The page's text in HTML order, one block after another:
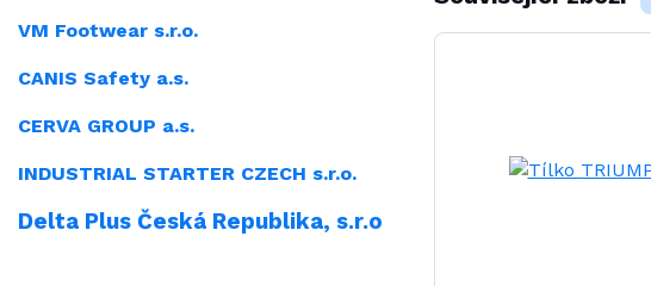
VM Footwear s.r.o.
CANIS Safety a.s.
CERVA GROUP a.s.
INDUSTRIAL STARTER CZECH s.r.o.
Delta Plus Česká Republika, s.r.o